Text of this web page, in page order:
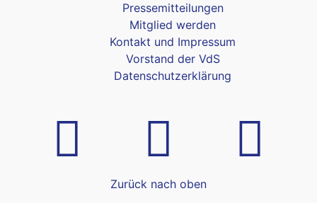
Pressemitteilungen
Mitglied werden
Kontakt und Impressum
Vorstand der VdS
Datenschutzerklärung
Zurück nach oben